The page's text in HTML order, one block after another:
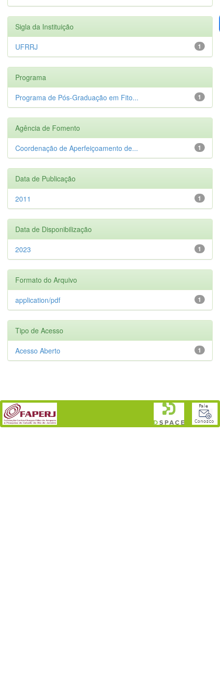
Sigla da Instituição
1
UFRRJ
Programa
1
Programa de Pós-Graduação em Fito...
Agência de Fomento
1
Coordenação de Aperfeiçoamento de...
Data de Publicação
1
2011
Data de Disponibilização
1
2023
Formato do Arquivo
1
application/pdf
Tipo de Acesso
1
Acesso Aberto